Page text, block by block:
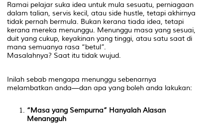
Ramai pelajar suka idea untuk mula sesuatu, perniagaan
dalam talian, servis kecil, atau side hustle, tetapi akhirnya
tidak pernah bermula. Bukan kerana tiada idea, tetapi
kerana mereka menunggu. Menunggu masa yang sesuai,
duit yang cukup, keyakinan yang tinggi, atau satu saat di
mana semuanya rasa “betul”.
Masalahnya? Saat itu tidak wujud.
Inilah sebab mengapa menunggu sebenarnya
melambatkan anda—dan apa yang boleh anda lakukan:
“Masa yang Sempurna” Hanyalah Alasan
Menangguh